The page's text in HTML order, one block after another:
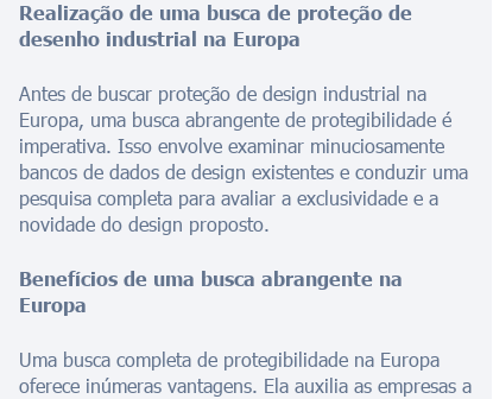
Realização de uma busca de proteção de
desenho industrial na Europa
Antes de buscar proteção de design industrial na
Europa, uma busca abrangente de protegibilidade é
imperativa. Isso envolve examinar minuciosamente
bancos de dados de design existentes e conduzir uma
pesquisa completa para avaliar a exclusividade e a
novidade do design proposto.
Benefícios de uma busca abrangente na
Europa
Uma busca completa de protegibilidade na Europa
oferece inúmeras vantagens. Ela auxilia as empresas a